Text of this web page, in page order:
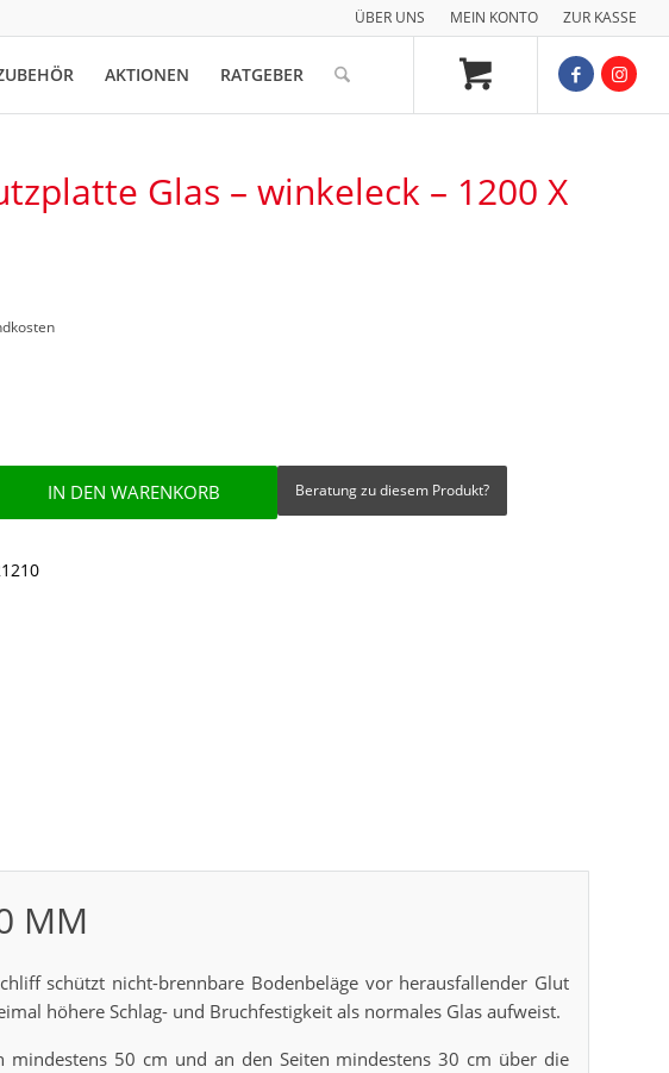
ÜBER UNS MEIN KONTO ZUR KASSE
AKTIONEN RATGEBER
Glas – winkeleck – 1200 X
IN DEN WARENKORB Beratung zu diesem Produkt?
MM
schützt nicht-brennbare Bodenbeläge vor herausfallender Glut
höhere Schlag- und Bruchfestigkeit als normales Glas aufweist.
mindestens 50 cm und an den Seiten mindestens 30 cm über die